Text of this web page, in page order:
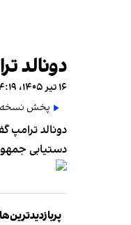
دونالد
۱۶ تیر ۱۴۰۵، ۱۴:۱۹ (‎+۱ گرینویچ)
پخش نسخه
دونالد ترامپ
دستیابی
پربازدیدترین‌ها